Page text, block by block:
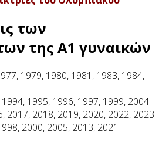
των
της Α1 γυναικών
1979, 1980, 1981, 1983, 1984,
1995, 1996, 1997, 1999, 2004
2017, 2018, 2019, 2020, 2022, 2023
2000, 2005, 2013, 2021